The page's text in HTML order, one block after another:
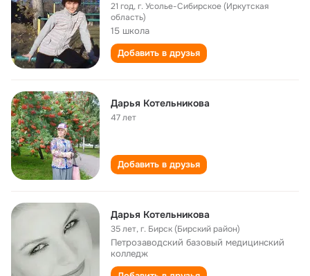
21 год,г. Усолье-Сибирское (Иркутская
область)
15 школа
Добавить в друзья
Дарья Котельникова
47 лет
Добавить в друзья
Дарья Котельникова
35 лет,г. Бирск (Бирский район)
Петрозаводский базовый медицинский
колледж